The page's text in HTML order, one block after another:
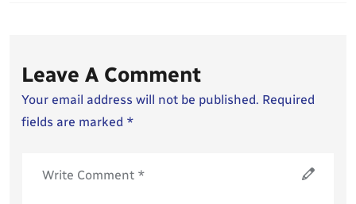
Leave A Comment
Your email address will not be published. Required
fields are marked *